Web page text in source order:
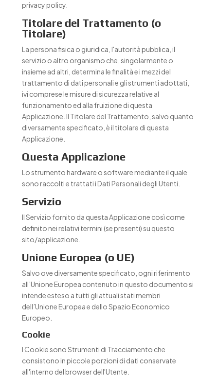
privacy policy.
Titolare del Trattamento (o
Titolare)
La persona fisica o giuridica, l'autorità pubblica, il
servizio o altro organismo che, singolarmente o
insieme ad altri, determina le finalità e i mezzi del
trattamento di dati personali e gli strumenti adottati,
ivi comprese le misure di sicurezza relative al
funzionamento ed alla fruizione di questa
Applicazione. Il Titolare del Trattamento, salvo quanto
diversamente specificato, è il titolare di questa
Applicazione.
Questa Applicazione
Lo strumento hardware o software mediante il quale
sono raccolti e trattati i Dati Personali degli Utenti.
Servizio
Il Servizio fornito da questa Applicazione così come
definito nei relativi termini (se presenti) su questo
sito/applicazione.
Unione Europea (o UE)
Salvo ove diversamente specificato, ogni riferimento
all’Unione Europea contenuto in questo documento si
intende esteso a tutti gli attuali stati membri
dell’Unione Europea e dello Spazio Economico
Europeo.
Cookie
I Cookie sono Strumenti di Tracciamento che
consistono in piccole porzioni di dati conservate
all'interno del browser dell'Utente.